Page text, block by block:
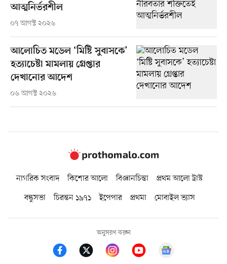
আত্মনির্ভরশীল
০৭ আগস্ট ২০২৬
আলোচিত মডেল ‘মিষ্টি সুবাসকে’
হত্যাচেষ্টা মামলায় গ্রেপ্তার
দেখানোর আদেশ
০৬ আগস্ট ২০২৬
নাগরিক সংবাদ কিশোর আলো বিজ্ঞানচিন্তা
প্রথম আলো ট্রাস্ট
বন্ধুসভা
চিরন্তন ১৯৭১ ইপেপার প্রথমা মোবাইল ভ্যাস
অনুসরণ করুন